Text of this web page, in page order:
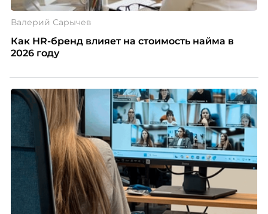
Валерий Сарычев
Как HR-бренд влияет на стоимость найма в
2026 году